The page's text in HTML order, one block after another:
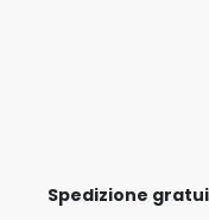
Spedizione